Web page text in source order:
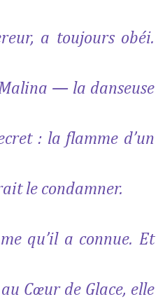
a toujours obéi.
— la danseuse
: la flamme d’un
le condamner.
qu’il a connue. Et
Cœur de Glace, elle